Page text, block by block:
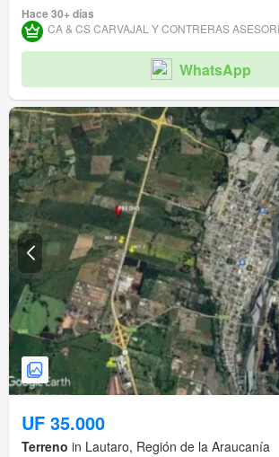
Hace 30+ días
WhatsApp
UF 35.000
Terreno in Lautaro, Región de la Araucanía